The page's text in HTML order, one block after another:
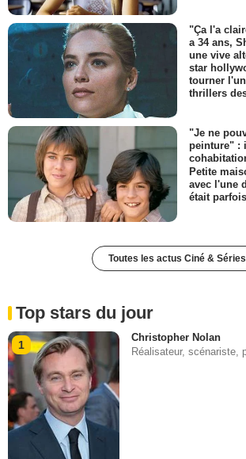
"Ça l'a
a 34 ans,
une vive
star
tourner
thrillers
"Je ne
peinture" :
Petite
avec l'une
était
Toutes les actus Ciné & Séries
Top stars du jour
1
Christopher Nolan
Réalisateur, scénariste,